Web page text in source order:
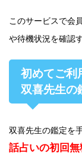
このサービスで会
や待機状況を確認
初めてご利
双喜先生の
双喜先生の鑑定を
話占いの初回無